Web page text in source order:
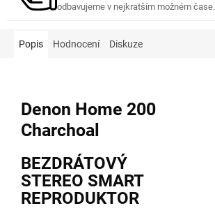
odbavujeme v nejkratším možném čase.
Popis Hodnocení Diskuze
Denon Home 200
Charchoal
BEZDRÁTOVÝ
STEREO SMART
REPRODUKTOR